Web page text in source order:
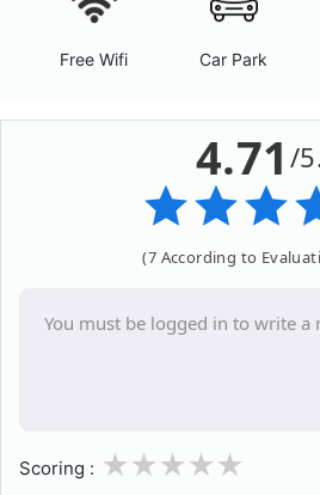
Free Wifi Car Park
4.71 /
(7 According to
Scoring : 3
2
1